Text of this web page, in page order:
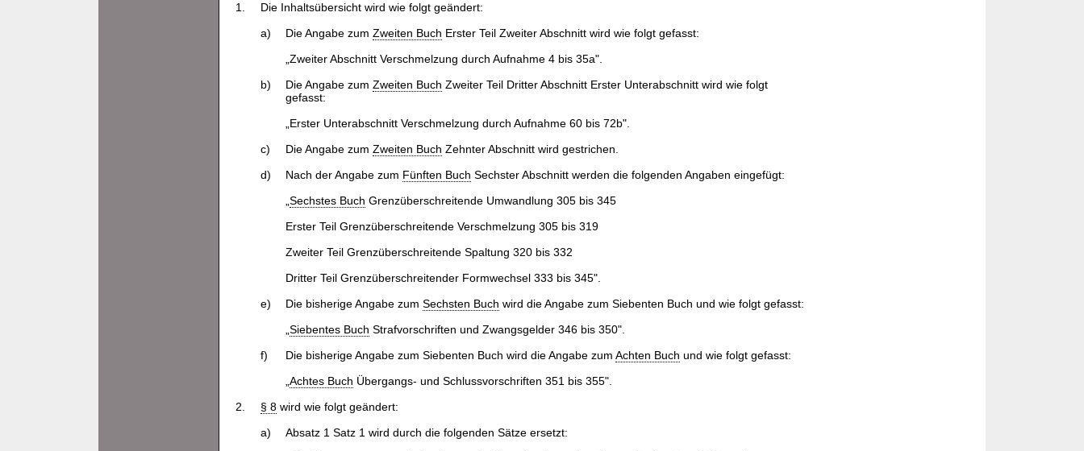
1.
Die Inhaltsübersicht wird wie folgt geändert:
a)
Die Angabe zum Zweiten Buch Erster Teil Zweiter Abschnitt wird wie folgt gefasst:
„Zweiter Abschnitt Verschmelzung durch Aufnahme 4 bis 35a".
b)
Die Angabe zum Zweiten Buch Zweiter Teil Dritter Abschnitt Erster Unterabschnitt wird wie folgt
gefasst:
„Erster Unterabschnitt Verschmelzung durch Aufnahme 60 bis 72b".
c)
Die Angabe zum Zweiten Buch Zehnter Abschnitt wird gestrichen.
d)
Nach der Angabe zum Fünften Buch Sechster Abschnitt werden die folgenden Angaben eingefügt:
Sechstes Buch Grenzüberschreitende Umwandlung 305 bis 345
Erster Teil Grenzüberschreitende Verschmelzung 305 bis 319
Zweiter Teil Grenzüberschreitende Spaltung 320 bis 332
Dritter Teil Grenzüberschreitender Formwechsel 333 bis 345".
e)
Die bisherige Angabe zum Sechsten Buch wird die Angabe zum Siebenten Buch und wie folgt gefasst:
Siebentes Buch Strafvorschriften und Zwangsgelder 346 bis 350".
f)
Die bisherige Angabe zum Siebenten Buch wird die Angabe zum Achten Buch und wie folgt gefasst:
Achtes Buch Übergangs- und Schlussvorschriften 351 bis 355".
2.
§ 8wird wie folgt geändert:
a)
Absatz 1 Satz 1 wird durch die folgenden Sätze ersetzt: